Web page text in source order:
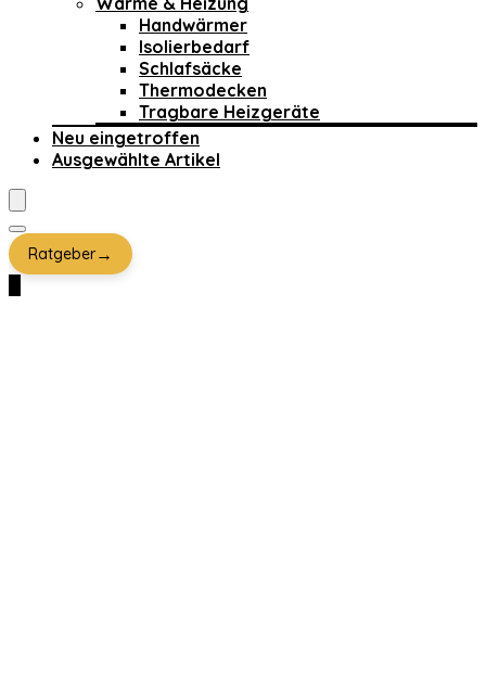
Handwärmer
Isolierbedarf
Schlafsäcke
Thermodecken
Tragbare Heizgeräte
Neu eingetroffen
Ausgewählte Artikel
Ratgeber→